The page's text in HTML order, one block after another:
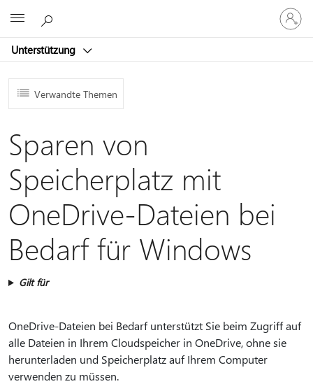
Unterstützung
Bei
Ihrem
Konto
Verwandte Themen
Sparen von
Speicherplatz mit
OneDrive-Dateien bei
Bedarf für Windows
Gilt für
OneDrive-Dateien bei Bedarf unterstützt Sie beim Zugriff auf
alle Dateien in Ihrem Cloudspeicher in OneDrive, ohne sie
herunterladen und Speicherplatz auf Ihrem Computer
verwenden zu müssen.